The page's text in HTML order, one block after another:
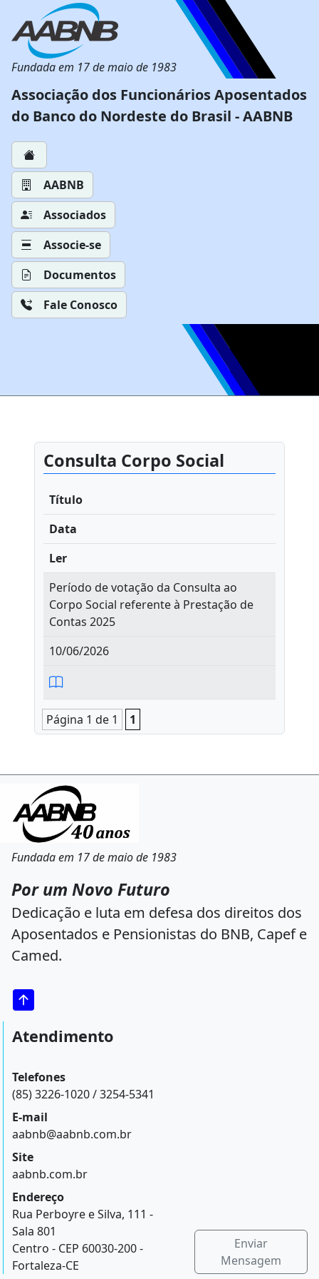
Fundada em 17 de maio de 1983
Associação dos Funcionários Aposentados
do Banco do Nordeste do Brasil - AABNB
AABNB
Associados
Associe-se
Documentos
Fale Conosco
Consulta Corpo Social
Título
Data
Ler
Período de votação da Consulta ao
Corpo Social referente à Prestação de
Contas 2025
10/06/2026
Página 1 de 1 1
Fundada em 17 de maio de 1983
Por um Novo Futuro
Dedicação e luta em defesa dos direitos dos
Aposentados e Pensionistas do BNB, Capef e
Camed.
Atendimento
Telefones
(85) 3226-1020 / 3254-5341
E-mail
aabnb@aabnb.com.br
Site
aabnb.com.br
Endereço
Rua Perboyre e Silva, 111 -
Sala 801
Centro - CEP 60030-200 -
Fortaleza-CE
Enviar
Mensagem